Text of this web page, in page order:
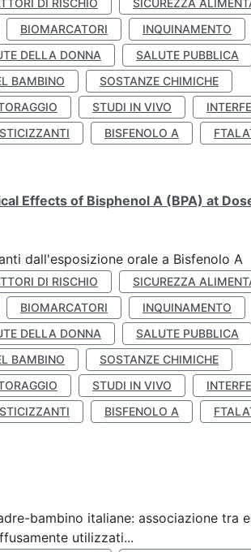
DI RISCHIO
SICUREZZA
BIOMARCATORI
INQUINAMENTO
DELLA DONNA SALUTE PUBBLICA
BAMBINO
SOSTANZE CHIMICHE
STUDI IN VIVO
BISFENOLO A
Effects of Bisphenol A (BPA) at
dall'esposizione orale a Bisfenolo A
DI RISCHIO
SICUREZZA
BIOMARCATORI
INQUINAMENTO
DELLA DONNA SALUTE PUBBLICA
BAMBINO
SOSTANZE CHIMICHE
STUDI IN VIVO
BISFENOLO A
bambino italiane: associazione tra
utilizzati...